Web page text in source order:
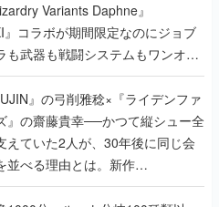
Variants Daphne』
』コラボが期間限定なのにジョブ
も武器も戦闘システムもワンオフ
まれた理由を両ディレクターに聞
』の弓削雅稔×『ライデンファ
』の齋藤貴幸──かつて縦シュー全
えていた2人が、30年後に同じ会
並べる理由とは。新作
EXTREME』で初タッグを組